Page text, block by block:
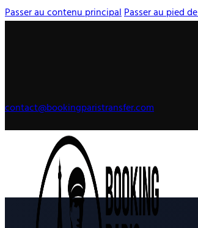
Passer au contenu principalPasser au pied
contact@bookingparistransfer.com